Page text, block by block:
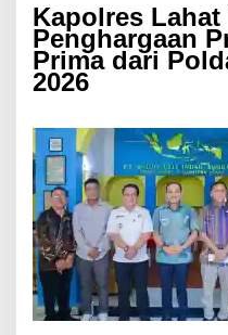
Kapolres Lahat
Penghargaan
Prima dari
2026